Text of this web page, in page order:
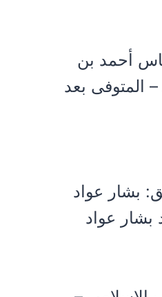
أحمد بن
المتوفى بعد
بشار عواد
عواد